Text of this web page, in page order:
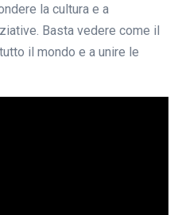
la cultura e a
Basta vedere come il
il mondo e a unire le